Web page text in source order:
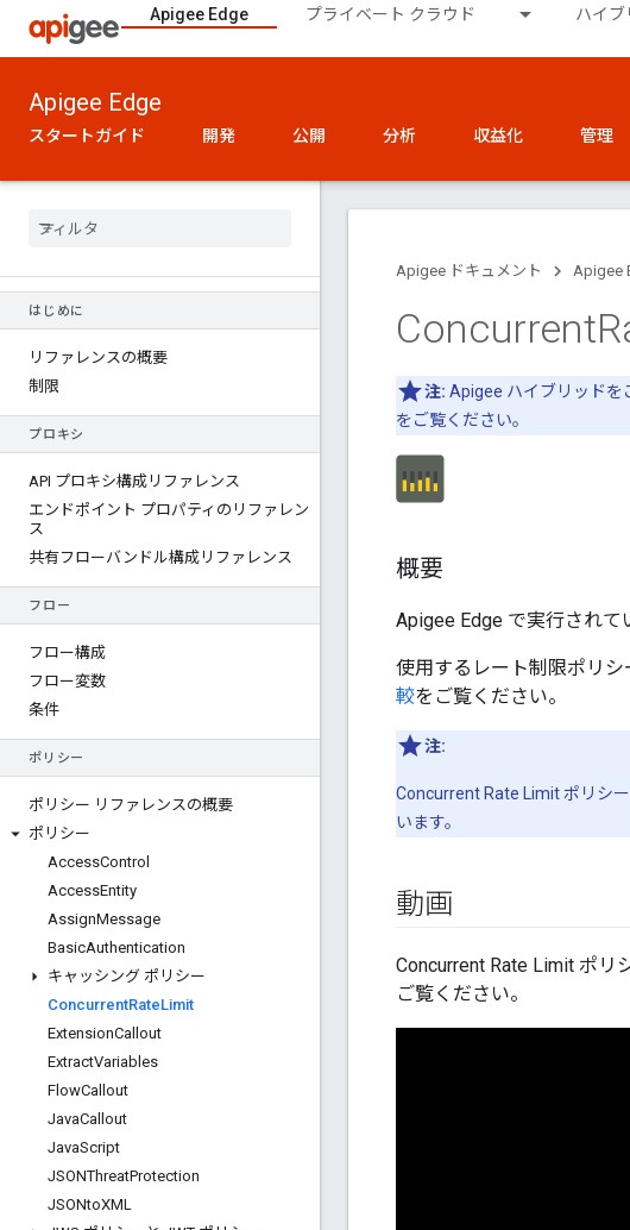
Apigee Edge プライベート クラウド ハイブ
Apigee Edge
スタートガイド 開発 公開 分析 収益化 管理
はじめに
リファレンスの概要
制限
プロキシ
API プロキシ構成リファレンス
エンドポイント プロパティのリファレン
ス
共有フローバンドル構成リファレンス
フロー
フロー構成
フロー変数
条件
ポリシー
ポリシー リファレンスの概要
ポリシー
AccessControl
AccessEntity
AssignMessage
BasicAuthentication
キャッシング ポリシー
ConcurrentRateLimit
ExtensionCallout
ExtractVariables
FlowCallout
JavaCallout
JavaScript
JSONThreatProtection
JSONtoXML
Apigee ドキュメント Apigee
Concurrent
注: Apigee ハイブリッドを
をご覧ください。
概要
Apigee Edge で実行されて
使用するレート制限ポリシ
較をご覧ください。
注:
Concurrent Rate Limit ポリシ
います。
動画
Concurrent Rate Limit ポ
ご覧ください。